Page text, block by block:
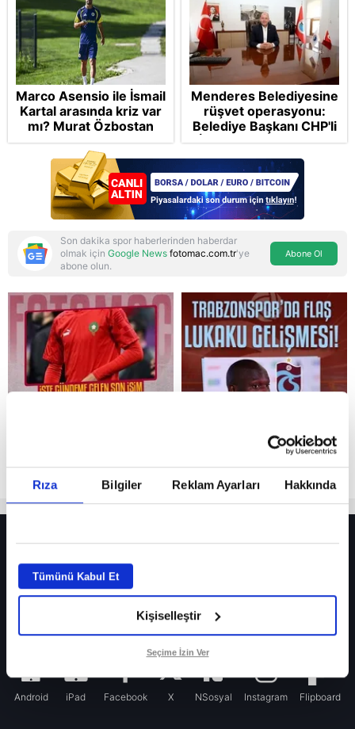
Rıza Bilgiler Reklam Ayarları Hakkında
Tümünü Kabul Et
Kişiselleştir
Seçime İzin Ver
Reddet
Marco Asensio ile İsmail
Kartal arasında kriz var
mı? Murat Özbostan
analiz etti: Egoları da
yönetmelisiniz
Menderes Belediyesine
rüşvet operasyonu:
Belediye Başkanı CHP'li
İlkay Çiçek tutuklandı
Son dakika spor haberlerinden haberdar
olmak için Google News fotomac.com.tr'ye
abone olun.
Abone Ol
Fenerbahçe’de sürpriz ayrılık ihtimali! Devre arasında gelmişti
Fenerbahçe’nin yeni transferi Mason Greenwood için olay sözler!
Galatasaray’da rota yeniden Thiago Almada!
Android iPad Facebook X NSosyal Instagram Flipboard